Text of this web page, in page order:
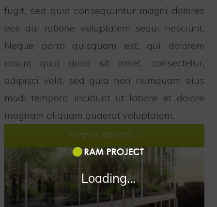
Loading...
fugit, sed quia consequuntur magni dolores
eos qui ratione voluptatem sequi nesciunt.
Neque porro quisquam est, qui dolorem
ipsum quia dolor sit amet, consectetur,
adipisci velit, sed quia non numquam eius
modi tempora incidunt ut labore et dolore
magnam aliquam quaerat voluptatem.
SCOPRI IL SERVIZIO >